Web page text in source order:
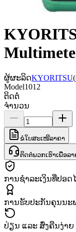
ຜູ້ຜະລິດKYORITSU(
Model1012
ຕິດຕໍ່
ຈຳນວນ
ຂໍໃບສະເໜີລາຄາ
ຕິດຕໍ່ພວກເຮົາເພື່ອລ
ການຊຳລະເງິນທີ່ປອດ
ການຮັບປະກັນຄຸນນະ
ປ່ຽນ ແລະ ສົ່ງຄືນງ່າຍ